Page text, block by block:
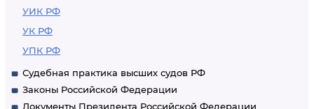
УИК РФ
УК РФ
УПК РФ
Судебная практика высших судов РФ
Законы Российской Федерации
Документы Президента Российской Федерации